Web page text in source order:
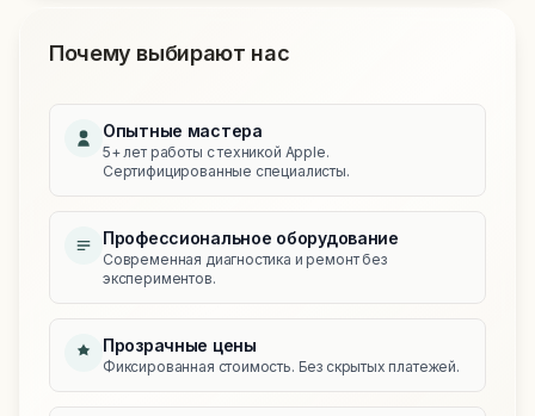
Почему выбирают нас
Опытные мастера
5+ лет работы с техникой Apple.
Сертифицированные специалисты.
Профессиональное оборудование
Современная диагностика и ремонт без
экспериментов.
Прозрачные цены
Фиксированная стоимость. Без скрытых платежей.